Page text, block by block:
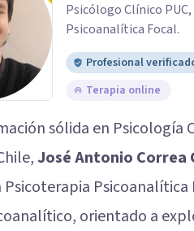
Psicólogo Clínico
Psicoanalítica Focal.
Profesional
Terapia online
sólida en Psicología
José Antonio Correa
Psicoanalítica
orientado a